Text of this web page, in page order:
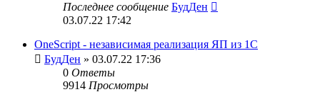
Последнее сообщение БудДен
03.07.22 17:42
OneScript - независимая реализация ЯП из 1С
БудДен » 03.07.22 17:36
0 Ответы
9914 Просмотры